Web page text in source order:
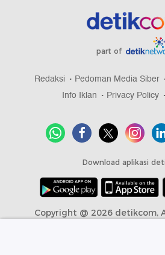
part of
Redaksi Pedoman Media Siber
Info Iklan
Privacy Policy
Download aplikasi
Copyright @ 2026 detikcom,